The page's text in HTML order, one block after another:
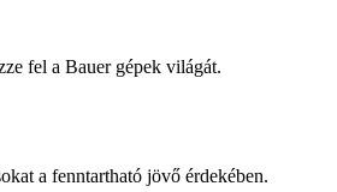
fel a Bauer gépek világát.
a fenntartható jövő érdekében.